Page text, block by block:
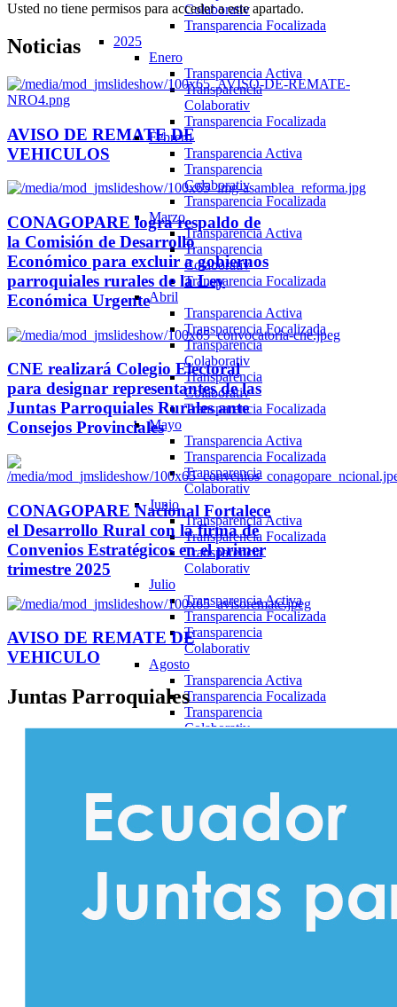
Colaborativ
Transparencia Focalizada
2025
Enero
Transparencia Activa
Transparencia
Colaborativ
Transparencia Focalizada
Febrero
Transparencia Activa
Transparencia
Colaborativ
Transparencia Focalizada
Marzo
Transparencia Activa
Transparencia
Colaborativ
Transparencia Focalizada
Abril
Transparencia Activa
Transparencia Focalizada
Transparencia
Colaborativ
Transparencia
Colaborativ
Transparencia Focalizada
Mayo
Transparencia Activa
Transparencia Focalizada
Transparencia
Colaborativ
Junio
Transparencia Activa
Transparencia Focalizada
Transparencia
Colaborativ
Julio
Transparencia Activa
Transparencia Focalizada
Transparencia
Colaborativ
Agosto
Transparencia Activa
Transparencia Focalizada
Transparencia
Colaborativ
Colaborativ
Octubre
Transparencia Activa
Transparencia
Colaborativ
Noviembre
Transparencia Activa
Transparencia Focalizada
Usted no tiene permisos para acceder a este apartado.
Noticias
AVISO DE REMATE DE
VEHICULOS
CONAGOPARE logra respaldo de
la Comisión de Desarrollo
Económico para excluir a gobiernos
parroquiales rurales de la Ley
Económica Urgente
CNE realizará Colegio Electoral
para designar representantes de las
Juntas Parroquiales Rurales ante
Consejos Provinciales
CONAGOPARE Nacional Fortalece
el Desarrollo Rural con la firma de
Convenios Estratégicos en el primer
trimestre 2025
AVISO DE REMATE DE
VEHICULO
Juntas Parroquiales